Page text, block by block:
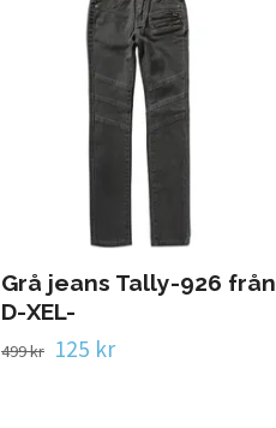
Grå jeans Tally-926 från
D-XEL-
499 kr 125 kr